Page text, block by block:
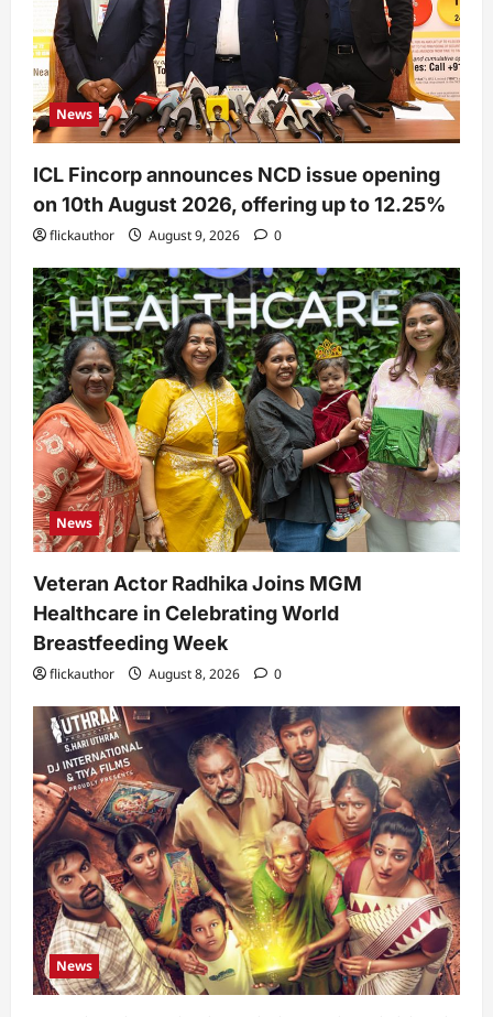
News
ICL Fincorp announces NCD issue opening
on 10th August 2026, offering up to 12.25%
flickauthor August 9, 2026 0
News
Veteran Actor Radhika Joins MGM
Healthcare in Celebrating World
Breastfeeding Week
flickauthor August 8, 2026 0
News